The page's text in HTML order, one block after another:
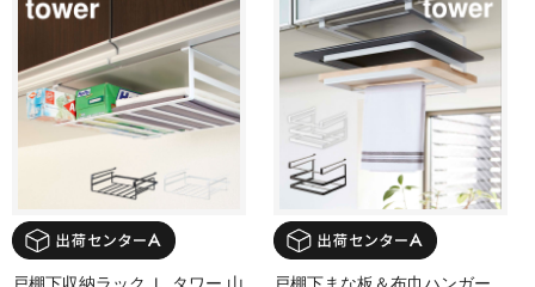
戸棚下収納ラック Ｌ タワー 山
戸棚下まな板＆布巾ハンガー